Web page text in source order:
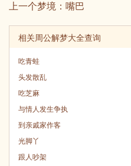
上一个梦境： 嘴巴
相关周公解梦大全查询
吃青蛙
头发散乱
吃芝麻
与情人发生争执
到亲戚家作客
光脚丫
跟人吵架